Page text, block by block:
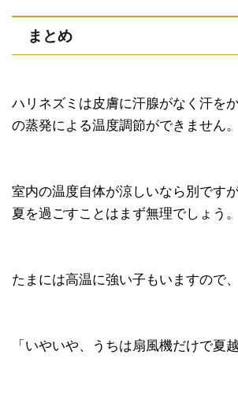
まとめ
ハリネズミは皮膚に汗腺がなく汗を
の蒸発による温度調節ができません。
室内の温度自体が涼しいなら別です
夏を過ごすことはまず無理でしょう。
たまには高温に強い子もいますので、
「いやいや、うちは扇風機だけで夏